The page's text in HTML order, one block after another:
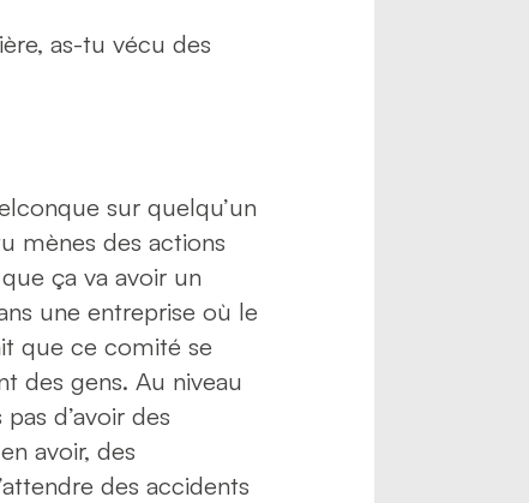
as-tu vécu des
sur quelqu’un
mènes des actions
ça va avoir un
une entreprise où le
que ce comité se
des gens. Au niveau
d’avoir des
avoir, des
des accidents